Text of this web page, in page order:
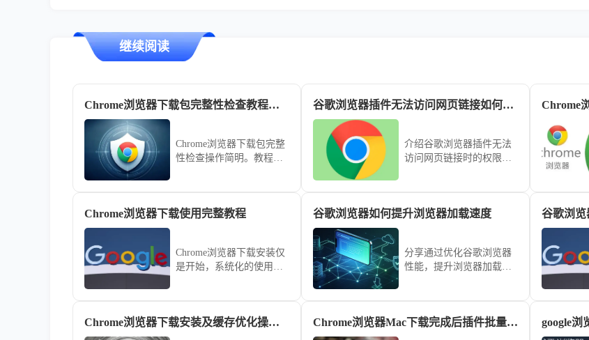
继续阅读
Chrome浏览器下载包完整性检查教程分享
Chrome浏览器下载包完整
性检查操作简明。教程指
优化明显。
谷歌浏览器插件无法访问网页链接如何检查权限
介绍谷歌浏览器插件无法
访问网页链接时的权限检
Chrome
Chrome浏览器下载使用完整教程
Chrome浏览器下载安装仅
是开始，系统化的使用技
与实验功能应用的全过
谷歌浏览器如何提升浏览器加载速度
分享通过优化谷歌浏览器
性能，提升浏览器加载速
Chrome浏览器下载安装及缓存优化操作教程 Chrome浏览器Mac下载完成后插件批量管理教程